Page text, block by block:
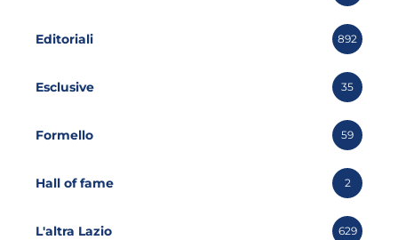
Editoriali 892
Esclusive 35
Formello 59
Hall of fame 2
L'altra Lazio 629